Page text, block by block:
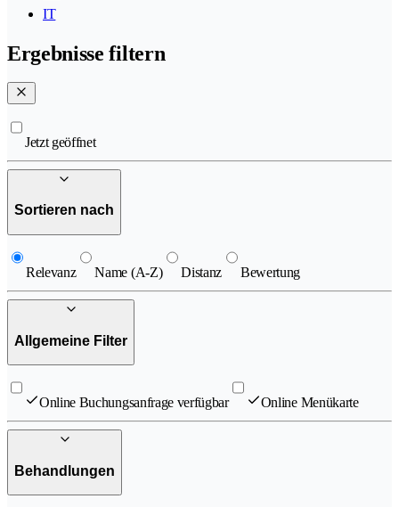
IT
Ergebnisse filtern
Jetzt geöffnet
Sortieren nach
Relevanz Name (A-Z) Distanz Bewertung
Allgemeine Filter
Online Buchungsanfrage verfügbar Online Menükarte
Behandlungen